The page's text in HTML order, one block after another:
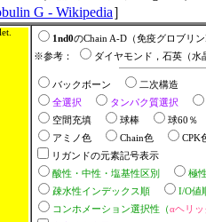
G - Wikipedia］
1nd0のChain A-D（免疫グロブリ
※参考：
ダイヤモンド，石英（水
バックボーン
二次構造
全選択
タンパク質選択
空間充填
球棒 球60％
アミノ色
Chain色
リガンドの元素記号表示
酸性・中性・塩基性区別
極
疎水性インデックス順
I/O値
コンホメーション選択性（αヘリッ